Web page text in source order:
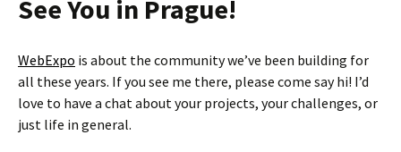
See You in Prague!
WebExpo is about the community we’ve been building for
all these years. If you see me there, please come say hi! I’d
love to have a chat about your projects, your challenges, or
just life in general.